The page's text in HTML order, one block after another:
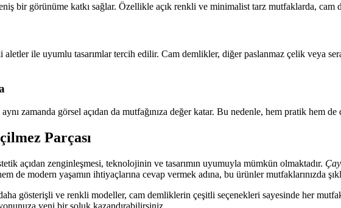
bir görünüme katkı sağlar. Özellikle açık renkli ve minimalist tarz mutfaklarda, cam
ile uyumlu tasarımlar tercih edilir. Cam demlikler, diğer paslanmaz çelik veya
zamanda görsel açıdan da mutfağınıza değer katar. Bu nedenle, hem pratik hem
Parçası
açıdan zenginleşmesi, teknolojinin ve tasarımın uyumuyla mümkün olmaktadır.
de modern yaşamın ihtiyaçlarına cevap vermek adına, bu ürünler mutfaklarınızda
gösterişli ve renkli modeller, cam demliklerin çeşitli seçenekleri sayesinde her